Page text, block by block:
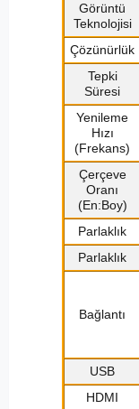
Görüntü
Teknolojisi
Çözünürlük
Tepki
Süresi
Yenileme
Hızı
(Frekans)
Çerçeve
Oranı
(En:Boy)
Parlaklık
Parlaklık
Bağlantı
USB
HDMI